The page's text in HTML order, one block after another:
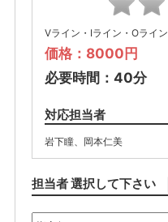
Vライン・Iライン・Oライン
価格：8000円
必要時間：40分
対応担当者
岩下瞳、 岡本仁美
担当者 選択して下さい